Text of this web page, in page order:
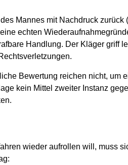
Mannes mit Nachdruck zurück (
echten
Handlung. Der Kläger griff
Bewertung reichen nicht, um
kein Mittel zweiter Instanz
.
wieder aufrollen will, muss